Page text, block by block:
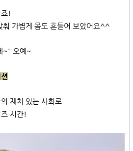
!
춰 가볍게 몸도 흔들어 보았어요^^
~" 오예~
재치 있는 사회로
시간!